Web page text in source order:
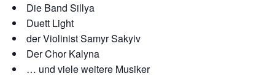
Die Band Sillya
Duett Light
der Violinist Samyr Sakyiv
Der Chor Kalyna
… und viele weitere Musiker